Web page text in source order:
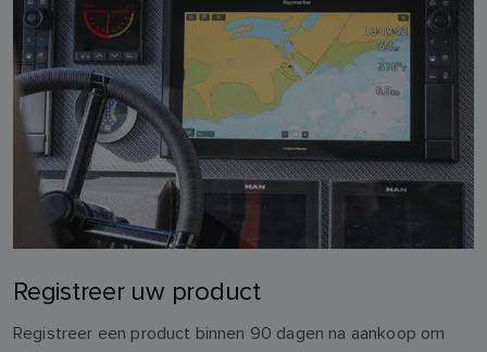
Registreer uw product
Registreer een product binnen 90 dagen na aankoop om